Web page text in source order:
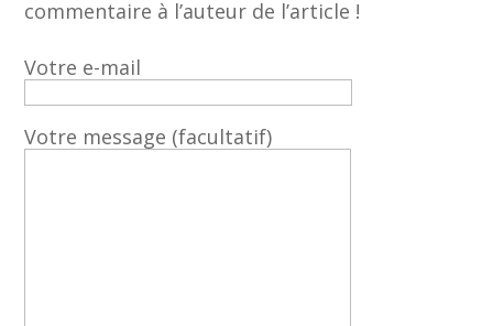
commentaire à l’auteur de l’article !
Votre e-mail
Votre message (facultatif)